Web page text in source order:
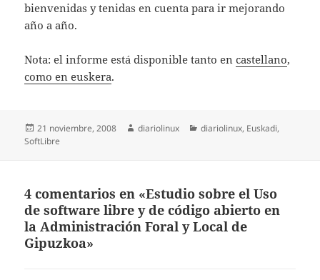
bienvenidas y tenidas en cuenta para ir mejorando
año a año.
Nota: el informe está disponible tanto encastellano,
como en euskera.
Publicado
el
21 noviembre, 2008 Autor
diariolinux Categorías
diariolinux, Euskadi,
SoftLibre
4 comentarios en «Estudio sobre el Uso
de software libre y de código abierto en
la Administración Foral y Local de
Gipuzkoa»